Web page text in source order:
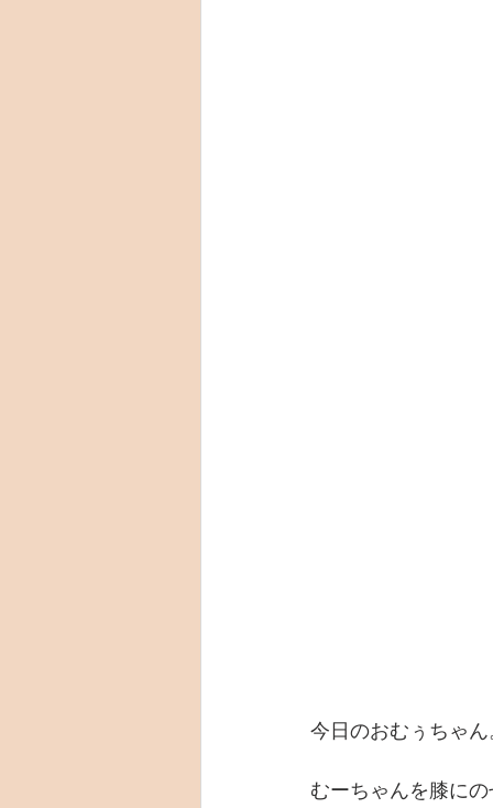
今日のおむぅちゃん
むーちゃんを膝に